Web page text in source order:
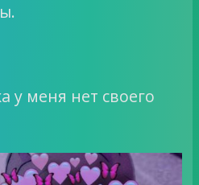
у меня нет своего